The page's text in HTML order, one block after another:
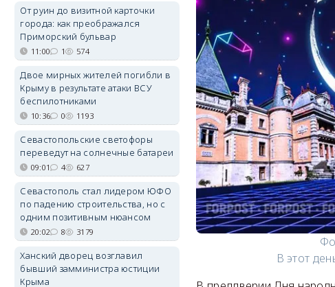
В этот
От руин до визитной карточки
города: как преображался
Приморский бульвар
11:00 1 574
Двое мирных жителей погибли в
Крыму в результате атаки ВСУ
беспилотниками
10:36 0 1193
Севастопольские светофоры
переведут на солнечные батареи
09:01 4 627
Севастополь стал лидером ЮФО
по падению строительства, но с
одним позитивным нюансом
20:02 8 3179
Ханский дворец возглавил
бывший замминистра юстиции
Крыма